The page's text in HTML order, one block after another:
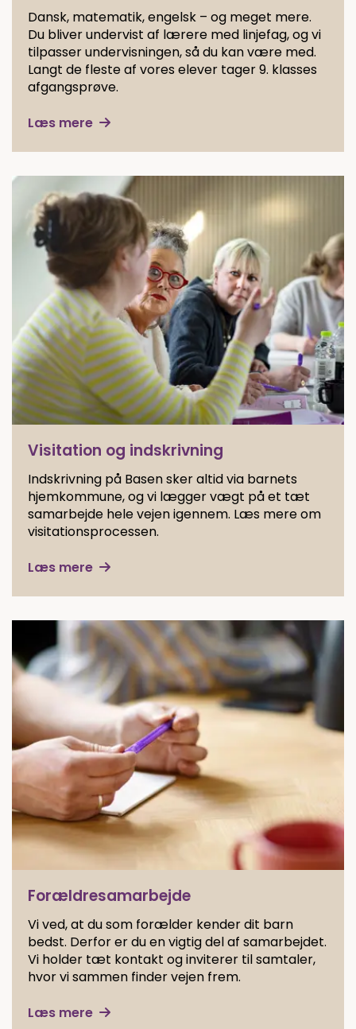
Dansk, matematik, engelsk – og meget mere.
Du bliver undervist af lærere med linjefag, og vi
tilpasser undervisningen, så du kan være med.
Langt de fleste af vores elever tager 9. klasses
afgangsprøve.
Læs mere
Visitation og indskrivning
Indskrivning på Basen sker altid via barnets
hjemkommune, og vi lægger vægt på et tæt
samarbejde hele vejen igennem. Læs mere om
visitationsprocessen.
Læs mere
Forældresamarbejde
Vi ved, at du som forælder kender dit barn
bedst. Derfor er du en vigtig del af samarbejdet.
Vi holder tæt kontakt og inviterer til samtaler,
hvor vi sammen finder vejen frem.
Læs mere